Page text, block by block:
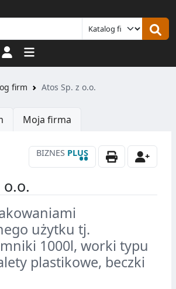
Logowanie
firm Atos Sp. z o.o.
Moja firma
BIZNES PLUS
••
o.o.
użytku tj.
1000l, worki typu
plastikowe, beczki